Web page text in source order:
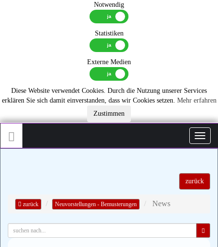
Notwendig
Statistiken
Externe Medien
Diese Website verwendet Cookies. Durch die Nutzung unserer Services
erklären Sie sich damit einverstanden, dass wir Cookies setzen. Mehr erfahren
Zustimmen
zurück
zurück Neuvorstellungen - Bemusterungen News